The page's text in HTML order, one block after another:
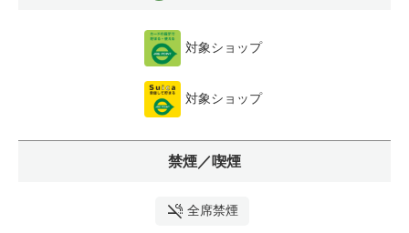
対象ショップ
対象ショップ
禁煙／喫煙
全席禁煙